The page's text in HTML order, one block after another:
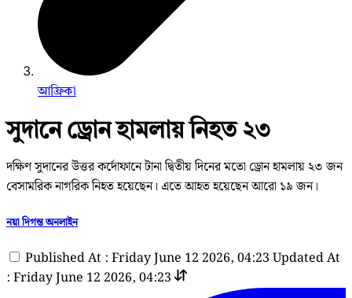
আফ্রিকা
সুদানে ড্রোন হামলায় নিহত ২৩
দক্ষিণ সুদানের উত্তর কর্দোফানে টানা দ্বিতীয় দিনের মতো ড্রোন হামলায় ২৩ জন
বেসামরিক নাগরিক নিহত হয়েছেন। এতে আহত হয়েছেন আরো ১৯ জন।
নয়া দিগন্ত অনলাইন
Published At : Friday June 12 2026, 04:23 Updated At
: Friday June 12 2026, 04:23